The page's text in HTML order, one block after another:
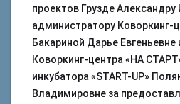
проектов Грузде Александру
администратору Коворкинг-
Бакариной Дарье
Коворкинг-центра «НА
инкубатора «START-UP»
Владимировне за